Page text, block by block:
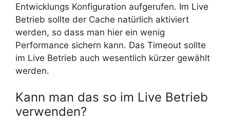
Entwicklungs Konfiguration aufgerufen. Im Live
Betrieb sollte der Cache natürlich aktiviert
werden, so dass man hier ein wenig
Performance sichern kann. Das Timeout sollte
im Live Betrieb auch wesentlich kürzer gewählt
werden.
Kann man das so im Live Betrieb
verwenden?